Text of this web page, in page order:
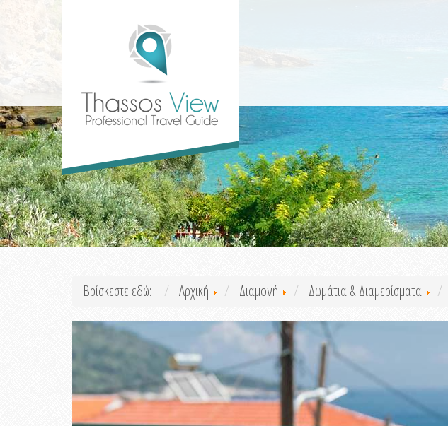
Βρίσκεστε εδώ: Αρχική Διαμονή Δωμάτια & Διαμερίσματα